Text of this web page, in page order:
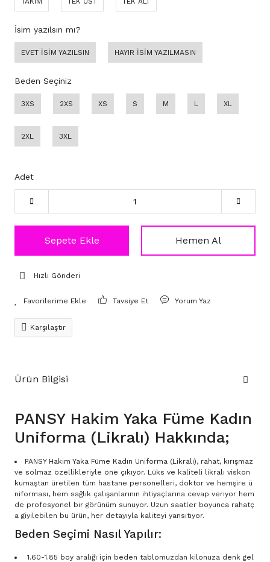
İsim yazılsın mı?
EVET İSİM YAZILSIN HAYIR İSİM YAZILMASIN
Beden Seçiniz
3XS 2XS XS S M L XL
2XL 3XL
Adet
Sepete Ekle Hemen Al
Hızlı Gönderi
Tavsiye Et Yorum Yaz
Karşılaştır
Ürün Bilgisi
PANSY Hakim Yaka Füme Kadın
Uniforma (Likralı) Hakkında;
PANSY Hakim Yaka Füme Kadın Uniforma (Likralı), rahat, kırışmaz
ve solmaz özellikleriyle öne çıkıyor. Lüks ve kaliteli likralı viskon
kumaştan üretilen tüm hastane personelleri, doktor ve hemşire ü
niforması, hem sağlık çalışanlarının ihtiyaçlarına cevap veriyor hem
de profesyonel bir görünüm sunuyor. Uzun saatler boyunca rahatç
a giyilebilen bu ürün, her detayıyla kaliteyi yansıtıyor.
Beden Seçimi Nasıl Yapılır:
1.60-1.85 boy aralığı için beden tablomuzdan kilonuza denk gel